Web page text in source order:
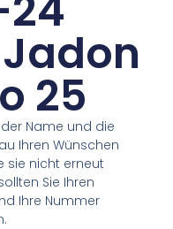
25
Name und die
Ihren Wünschen
sie nicht erneut
Sie Ihren
Ihre Nummer